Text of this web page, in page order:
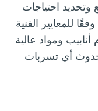
وتحديد احتياجات
للمعايير الفنية
ومواد عالية
أي تسربات